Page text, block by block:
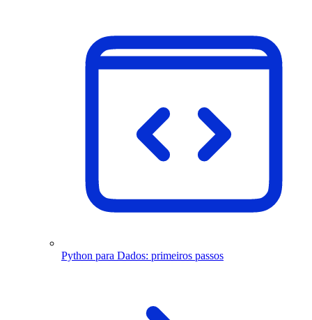
Python para Dados: primeiros passos